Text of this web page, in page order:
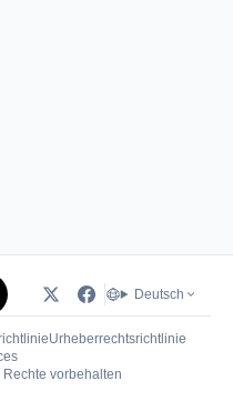
Deutsch
Urheberrechtsrichtlinie
(öffnet in neuem Tab)
vorbehalten